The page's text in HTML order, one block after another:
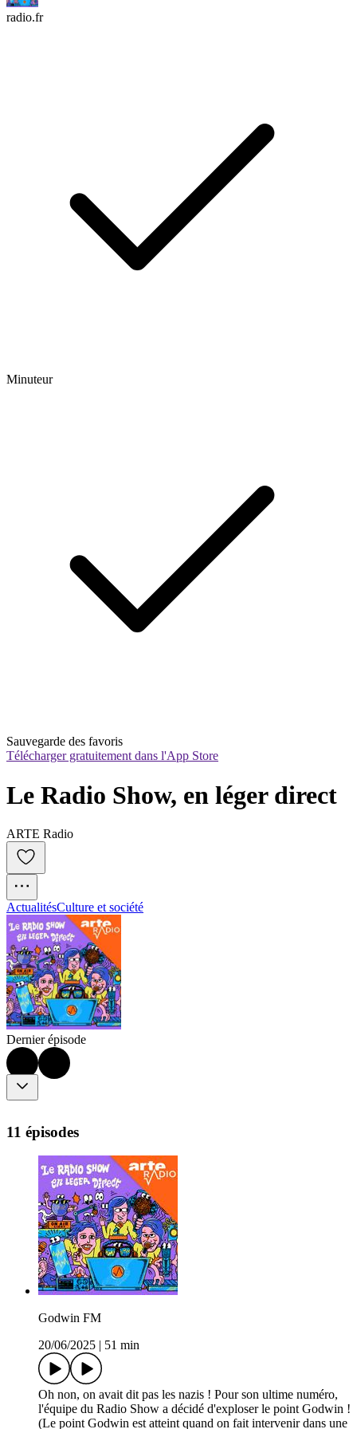
radio.fr
Minuteur
Sauvegarde des favoris
Télécharger gratuitement dans l'App Store
Le Radio Show, en léger direct
ARTE Radio
ActualitésCulture et société
Dernier épisode
11 épisodes
Godwin FM
20/06/2025
51 min
Oh non, on avait dit pas les nazis ! Pour son ultime numéro,
l'équipe du Radio Show a décidé d'exploser le point Godwin !
(Le point Godwin est atteint quand on fait intervenir dans une